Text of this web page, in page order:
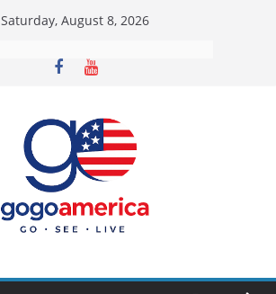
Saturday, August 8, 2026